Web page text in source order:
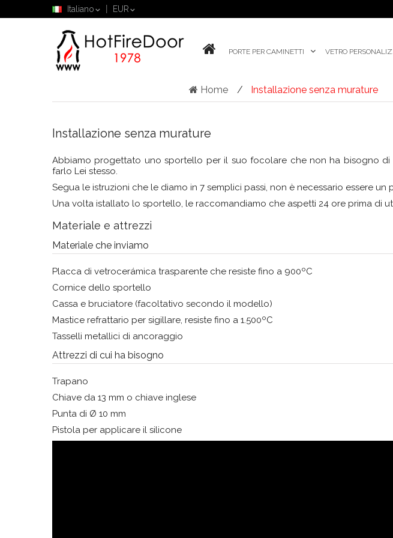
Italiano EUR
PORTE PER CAMINETTI VETRO
Home Installazione senza murature
Installazione senza murature
Abbiamo progettato uno sportello per il suo focolare che non ha bisogno
farlo Lei stesso.
Segua le istruzioni che le diamo in 7 semplici passi, non è necessario essere
Una volta istallato lo sportello, le raccomandiamo che aspetti 24 ore prima di
Materiale e attrezzi
Materiale che inviamo
Placca di vetrocerámica trasparente che resiste fino a 900ºC
Cornice dello sportello
Cassa e bruciatore (facoltativo secondo il modello)
Mastice refrattario per sigillare, resiste fino a 1.500ºC
Tasselli metallici di ancoraggio
Attrezzi di cui ha bisogno
Trapano
Chiave da 13 mm o chiave inglese
Punta di Ø 10 mm
Pistola per applicare il silicone